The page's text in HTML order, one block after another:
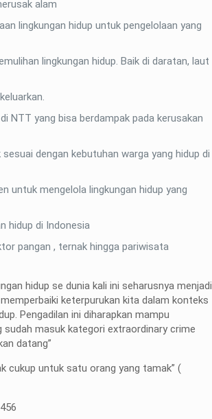
alam
lingkungan hidup untuk pengelolaan yang
lingkungan hidup. Baik di daratan, laut
NTT yang bisa berdampak pada kerusakan
dengan kebutuhan warga yang hidup di
untuk mengelola lingkungan hidup yang
hidup di Indonesia
pangan , ternak hingga pariwisata
hidup se dunia kali ini seharusnya menjadi
keterpurukan kita dalam konteks
Pengadilan ini diharapkan mampu
masuk kategori extraordinary crime
datang”
cukup untuk satu orang yang tamak” (